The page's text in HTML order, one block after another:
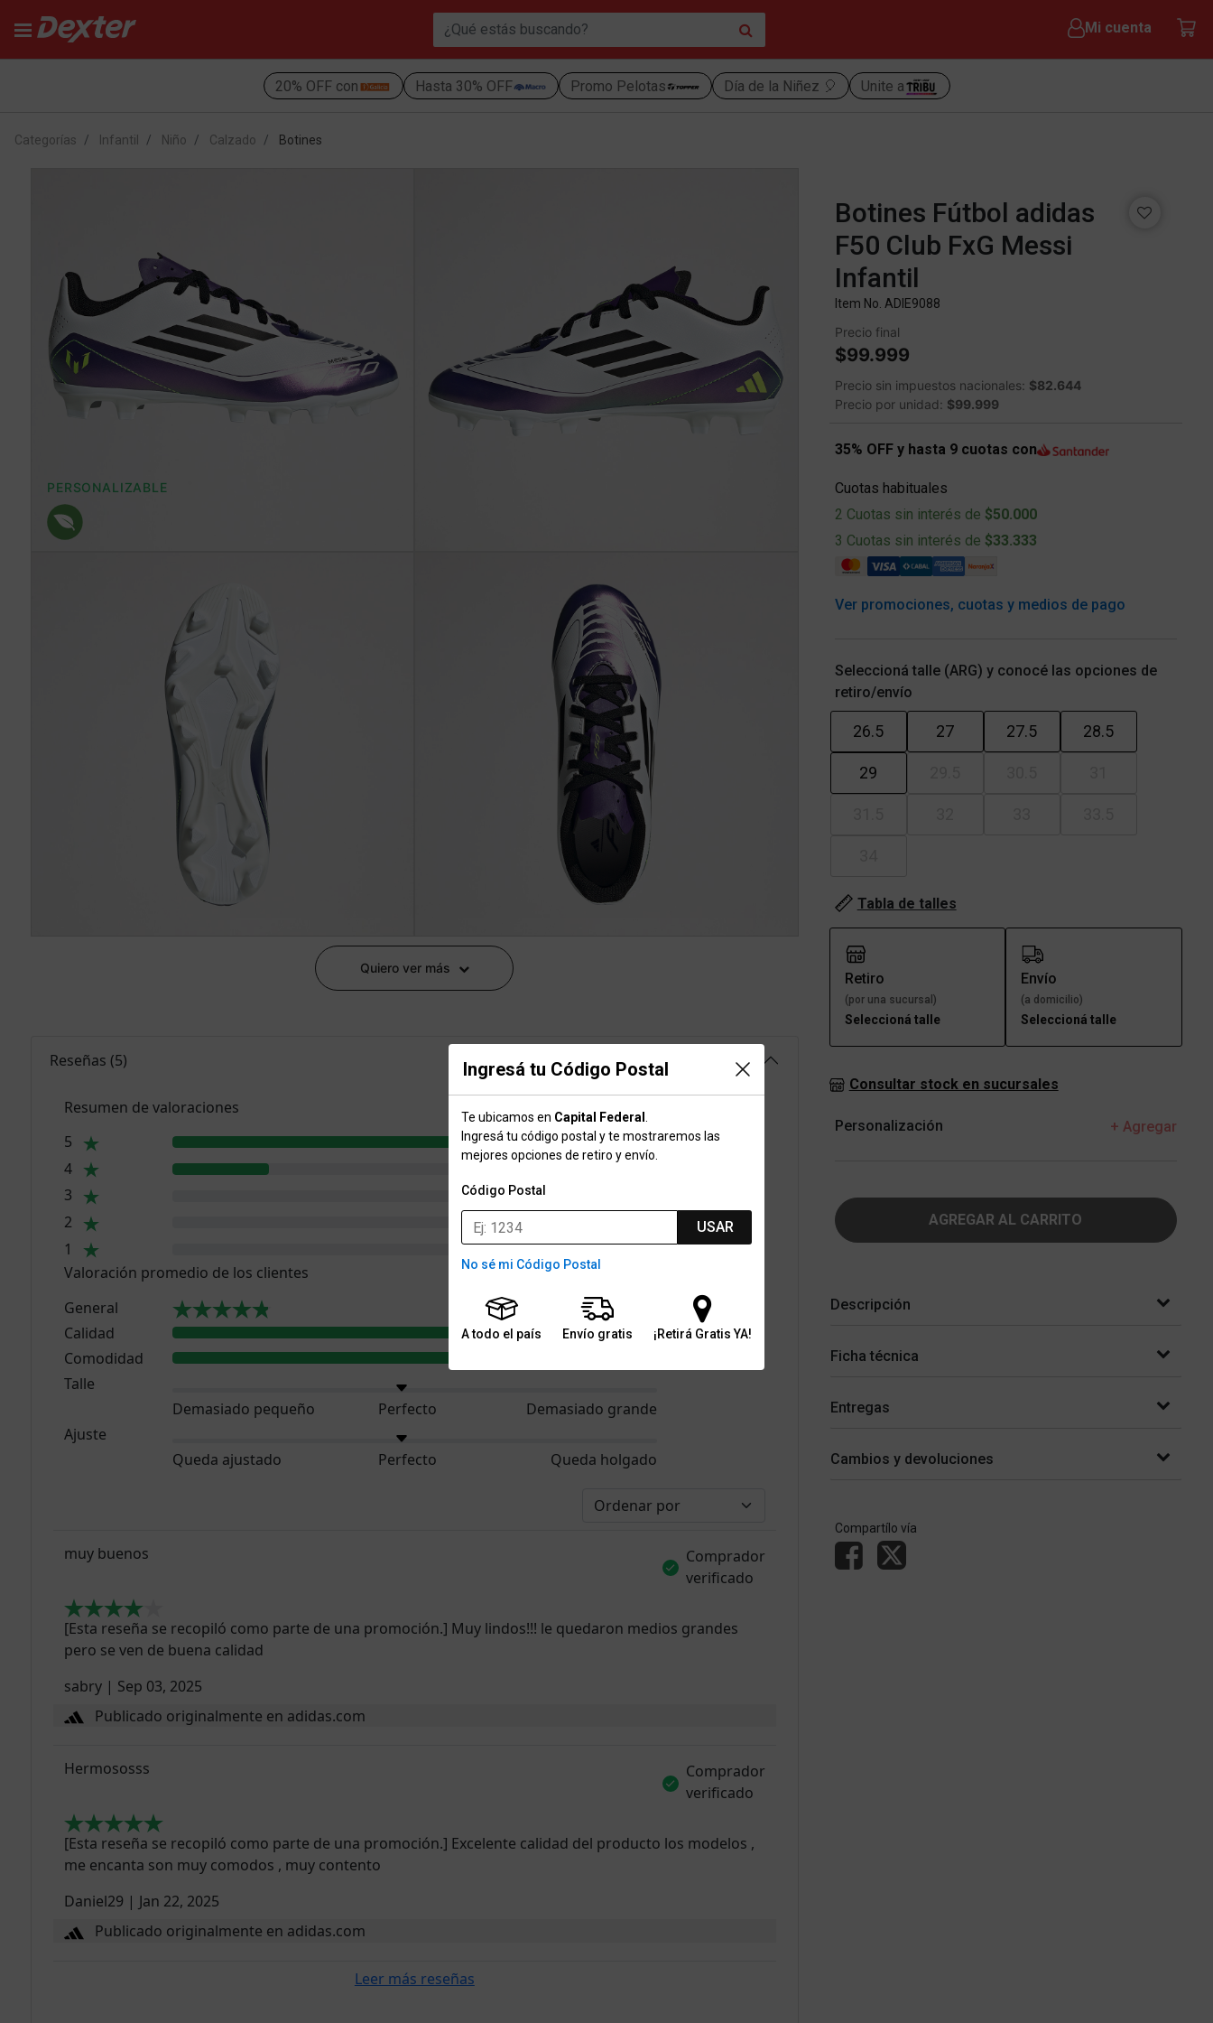
Mi cuenta
20% OFF con Hasta 30% OFF Promo Pelotas Día de la Niñez 🎈 Unite a
Ingresá tu Código Postal
Te ubicamos en Capital Federal
Ingresá tu código postal y te mostraremos las
mejores opciones de retiro y envío.
Código Postal
USAR
No sé mi Código Postal
A todo el país Envío gratis ¡Retirá Gratis YA!
Categorías Infantil Niño Calzado Botines
PERSONALIZABLE
Quiero ver más
Reseñas (5)
Resumen de valoraciones
5
4
4
3
2
1
0
Valoración promedio de los clientes
General
4.8
Calidad
4.6
Comodidad
Talle
Demasiado pequeño
Perfecto
Demasiado grande
Ajuste
Queda ajustado
Perfecto Queda holgado
muy buenos
Comprador
verificado
[Esta reseña se recopiló como parte de una promoción.] Muy lindos!!! le quedaron medios grandes
pero se ven de buena calidad
sabry | Sep 03, 2025
Publicado originalmente en adidas.com
Hermososss
Comprador
verificado
[Esta reseña se recopiló como parte de una promoción.] Excelente calidad del producto los modelos ,
me encanta son muy comodos , muy contento
Daniel29 | Jan 22, 2025
Publicado originalmente en adidas.com
Leer más reseñas
Botines Fútbol adidas
F50 Club FxG Messi
Infantil
Item No. ADIE9088
Precio final
$99.999
Precio sin impuestos nacionales: $82.644
Precio por unidad: $99.999
35% OFF y hasta 9 cuotas con
Cuotas habituales
2 Cuotas sin interés de $50.000
3 Cuotas sin interés de $33.333
Ver promociones, cuotas y medios de pago
Seleccioná talle (ARG) y conocé las opciones de
retiro/envío
26.5 27 27.5 28.5
29
Tabla de talles
Retiro
(por una sucursal)
Seleccioná talle
Envío
(a domicilio)
Seleccioná talle
Consultar stock en sucursales
Personalización + Agregar
AGREGAR AL CARRITO
Descripción
Ficha técnica
Entregas
Cambios y devoluciones
Compartílo vía